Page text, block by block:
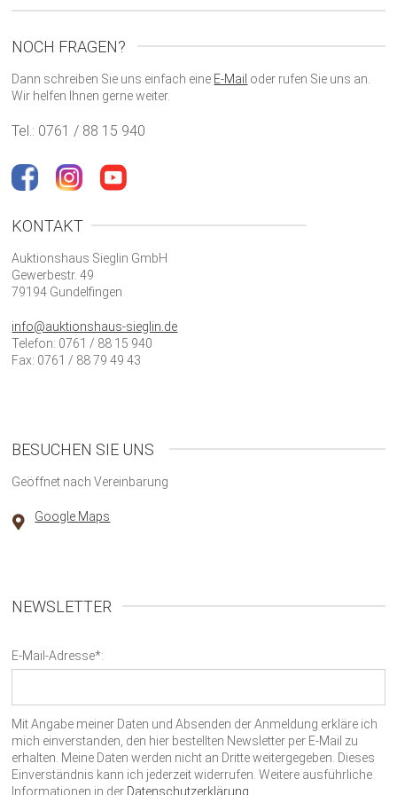
NOCH FRAGEN?
Dann schreiben Sie uns einfach eine E-Mail oder rufen Sie uns an.
Wir helfen Ihnen gerne weiter.
Tel.: 0761 / 88 15 940
KONTAKT
Auktionshaus Sieglin GmbH
Gewerbestr. 49
79194 Gundelfingen
info@auktionshaus-sieglin.de
Telefon: 0761 / 88 15 940
Fax: 0761 / 88 79 49 43
BESUCHEN SIE UNS
Geöffnet nach Vereinbarung
Google Maps
NEWSLETTER
E-Mail-Adresse*:
Mit Angabe meiner Daten und Absenden der Anmeldung erkläre ich
mich einverstanden, den hier bestellten Newsletter per E-Mail zu
erhalten. Meine Daten werden nicht an Dritte weitergegeben. Dieses
Einverständnis kann ich jederzeit widerrufen. Weitere ausführliche
Informationen in der Datenschutzerklärung